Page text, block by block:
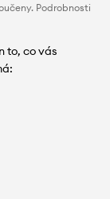
Podrobnosti
to, co vás